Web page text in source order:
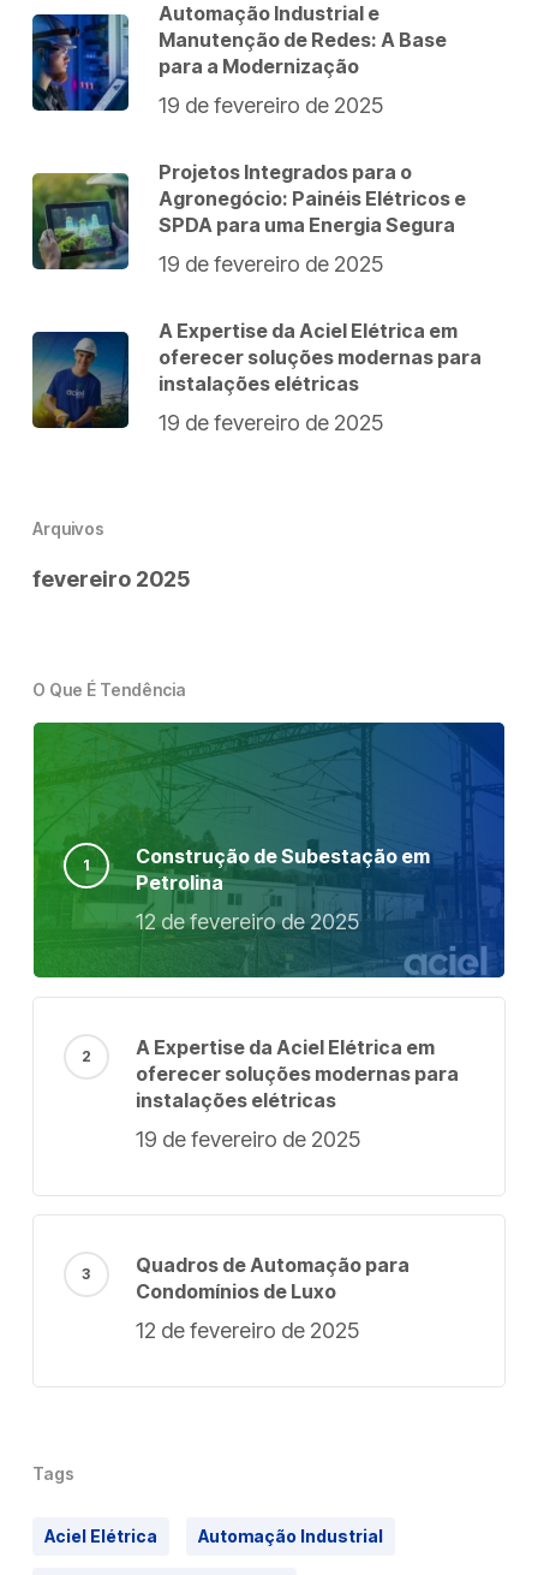
Automação Industrial e
Manutenção de Redes: A Base
para a Modernização
19 de fevereiro de 2025
Projetos Integrados para o
Agronegócio: Painéis Elétricos e
SPDA para uma Energia Segura
19 de fevereiro de 2025
A Expertise da Aciel Elétrica em
oferecer soluções modernas para
instalações elétricas
19 de fevereiro de 2025
Arquivos
fevereiro 2025
O Que É Tendência
Construção de Subestação em
Petrolina
12 de fevereiro de 2025
A Expertise da Aciel Elétrica em
oferecer soluções modernas para
instalações elétricas
19 de fevereiro de 2025
Quadros de Automação para
Condomínios de Luxo
12 de fevereiro de 2025
Tags
Aciel Elétrica Automação Industrial